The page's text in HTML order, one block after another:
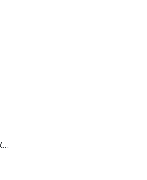
FOX MOTIVE ŽENSKE PAJKICE